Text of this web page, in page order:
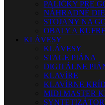
PALIČKY PRE
NÁHRADNÉ
STOJANY NA
OBALY A
KLÁVESY
KLÁVESY
STAGE PIÁNA
DIGITÁLNE
KLAVÍRE
KLAVÍRNE
MIDI MASTER